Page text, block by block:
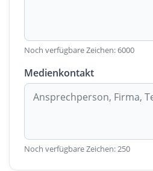
Noch verfügbare Zeichen:6000
Medienkontakt
Noch verfügbare Zeichen:250